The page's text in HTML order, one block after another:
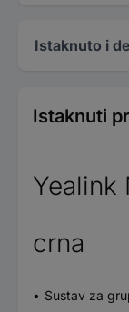
Istaknuto i
Istaknuti
Yealink
crna
Sustav za